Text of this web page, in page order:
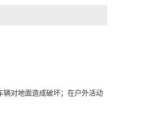
对地面造成破坏；在户外活动